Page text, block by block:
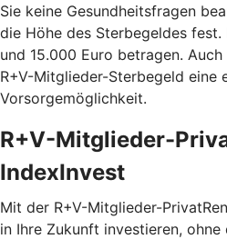
Sie keine Gesundheitsfragen
die Höhe des Sterbegeldes fest.
und 15.000 Euro betragen.
R+V-Mitglieder-Sterbegeld eine
Vorsorgemöglichkeit.
R+V-Mitglieder-
IndexInvest
Mit der R+V-Mitglieder-
in Ihre Zukunft investieren,